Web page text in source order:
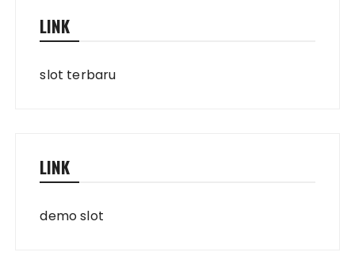
LINK
slot terbaru
LINK
demo slot